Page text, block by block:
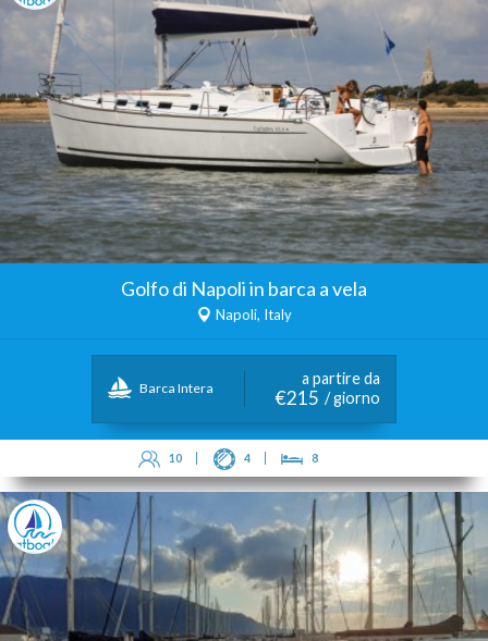
Golfo di Napoli in barca a vela
Napoli, Italy
Barca Intera
a partire da
€215 / giorno
10 4 8